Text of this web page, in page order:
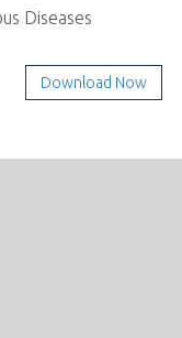
Diseases
Download Now